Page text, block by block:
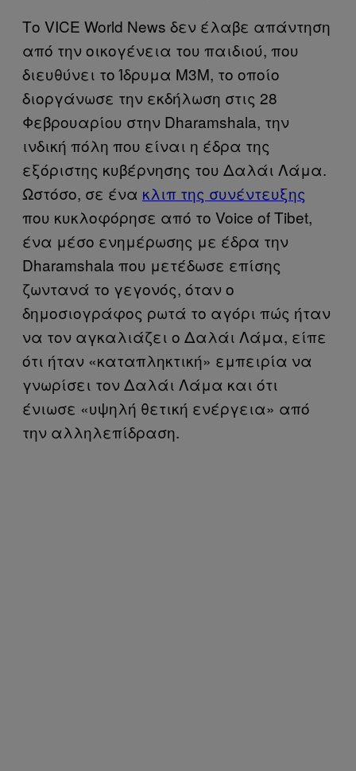
Το VICE World News δεν έλαβε απάντηση
από την οικογένεια του παιδιού, που
διευθύνει το Ίδρυμα M3M, το οποίο
διοργάνωσε την εκδήλωση στις 28
Φεβρουαρίου στην Dharamshala, την
ινδική πόλη που είναι η έδρα της
εξόριστης κυβέρνησης του Δαλάι Λάμα.
Ωστόσο, σε ένα κλιπ της συνέντευξης
που κυκλοφόρησε από το Voice of Tibet,
ένα μέσο ενημέρωσης με έδρα την
Dharamshala που μετέδωσε επίσης
ζωντανά το γεγονός, όταν ο
δημοσιογράφος ρωτά το αγόρι πώς ήταν
να τον αγκαλιάζει ο Δαλάι Λάμα, είπε
ότι ήταν «καταπληκτική» εμπειρία να
γνωρίσει τον Δαλάι Λάμα και ότι
ένιωσε «υψηλή θετική ενέργεια» από
την αλληλεπίδραση.